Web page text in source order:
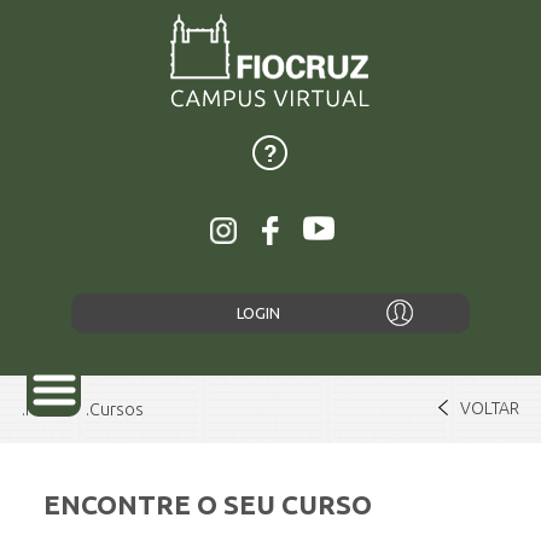
LOGIN
SOBRE
Home Cursos VOLTAR
ENCONTRE O SEU CURSO